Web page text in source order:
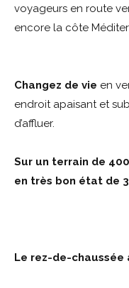
voyageurs en route
encore la côte
Changez de vie en
endroit apaisant et
d’affluer.
Sur un terrain de
en très bon état de
Le rez-de-chaussée